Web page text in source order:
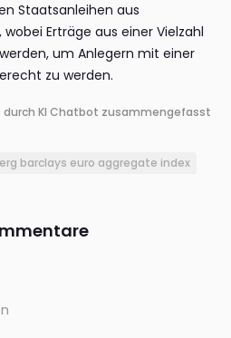
Staatsanleihen aus
Erträge aus einer Vielzahl
um Anlegern mit einer
zu werden.
durch KI Chatbot zusammengefasst
barclays euro aggregate index